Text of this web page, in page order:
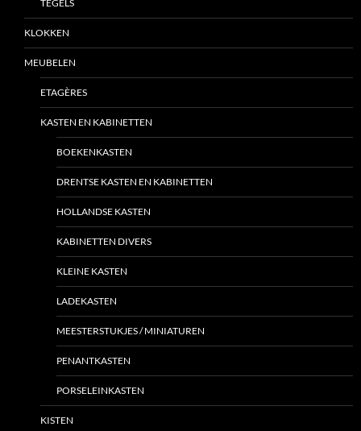
TEGELS
KLOKKEN
MEUBELEN
ETAGÈRES
KASTEN EN KABINETTEN
BOEKENKASTEN
DRENTSE KASTEN EN KABINETTEN
HOLLANDSE KASTEN
KABINETTEN DIVERS
KLEINE KASTEN
LADEKASTEN
MEESTERSTUKJES / MINIATUREN
PENANTKASTEN
PORSELEINKASTEN
KISTEN